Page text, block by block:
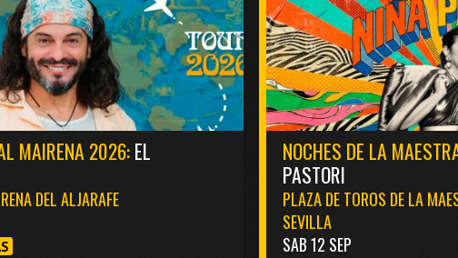
MAIRENA 2026:EL
DEL ALJARAFE
NOCHES DE LA
PASTORI
PLAZA DE TOROS DE LA
SEVILLA
SAB 12 SEP